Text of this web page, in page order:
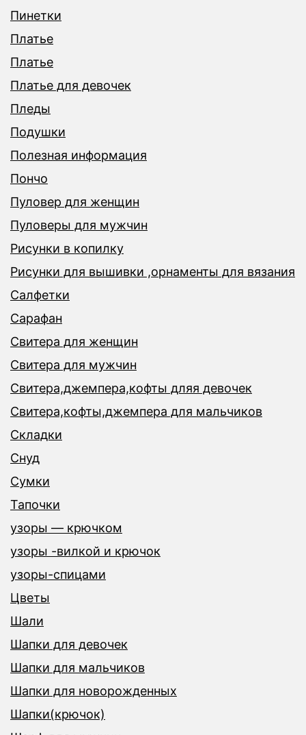
Пинетки
Платье
Платье
Платье для девочек
Пледы
Подушки
Полезная информация
Пончо
Пуловер для женщин
Пуловеры для мужчин
Рисунки в копилку
Рисунки для вышивки ,орнаменты для вязания
Салфетки
Сарафан
Свитера для женщин
Свитера для мужчин
Свитера,джемпера,кофты дляя девочек
Свитера,кофты,джемпера для мальчиков
Складки
Снуд
Сумки
Тапочки
узоры — крючком
узоры -вилкой и крючок
узоры-спицами
Цветы
Шали
Шапки для девочек
Шапки для мальчиков
Шапки для новорожденных
Шапки(крючок)